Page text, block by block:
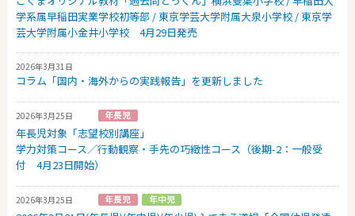
学系属早稲田実業学校初等部 / 東京学芸大学附属大泉小学校 / 東京学
芸大学附属小金井小学校 4月29日発売
2026年3月31日
コラム「国内・海外からの実践報告」を更新しました
2026年3月25日
年長児対象「志望校別講座」
学力対策コース／行動観察・手先の巧緻性コース（後期-2：一般受
付 4月23日開始）
2026年3月25日